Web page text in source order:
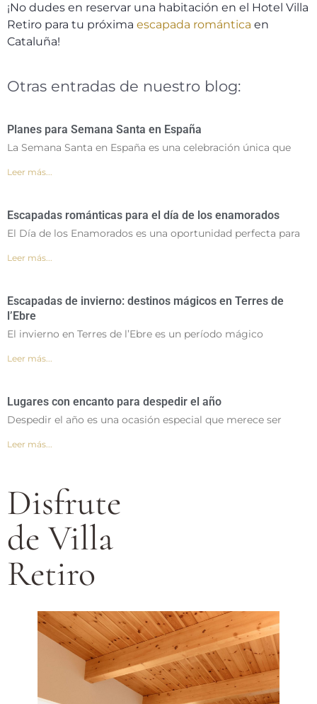
¡No dudes en reservar una habitación en el Hotel Villa
Retiro para tu próxima escapada romántica en
Cataluña!
Otras entradas de nuestro blog:
Planes para Semana Santa en España
La Semana Santa en España es una celebración única que
Leer más...
Escapadas románticas para el día de los enamorados
El Día de los Enamorados es una oportunidad perfecta para
Leer más...
Escapadas de invierno: destinos mágicos en Terres de
l’Ebre
El invierno en Terres de l’Ebre es un período mágico
Leer más...
Lugares con encanto para despedir el año
Despedir el año es una ocasión especial que merece ser
Leer más...
Disfrute
de Villa
Retiro